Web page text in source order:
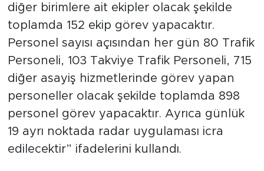
diğer birimlere ait ekipler olacak şekilde
toplamda 152 ekip görev yapacaktır.
Personel sayısı açısından her gün 80 Trafik
Personeli, 103 Takviye Trafik Personeli, 715
diğer asayiş hizmetlerinde görev yapan
personeller olacak şekilde toplamda 898
personel görev yapacaktır. Ayrıca günlük
19 ayrı noktada radar uygulaması icra
edilecektir” ifadelerini kullandı.